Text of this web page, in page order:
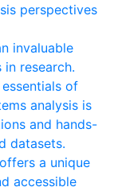
perspectives
invaluable
research.
of
analysis is
and hands-
datasets.
a unique
accessible